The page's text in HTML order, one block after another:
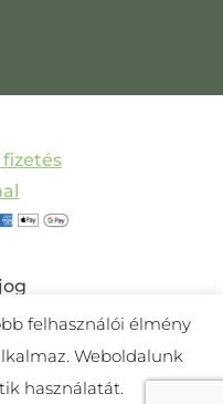
2011-
|
Mira
felhasználói élmény
Weboldalunk
használatát.
Cookie